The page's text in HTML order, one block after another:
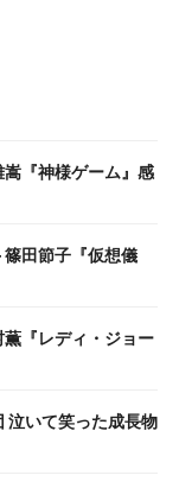
『神様ゲーム』感
篠田節子『仮想儀
『レディ・ジョー
泣いて笑った成長物